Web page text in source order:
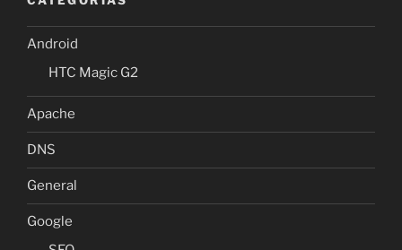
Android
HTC Magic G2
Apache
DNS
General
Google